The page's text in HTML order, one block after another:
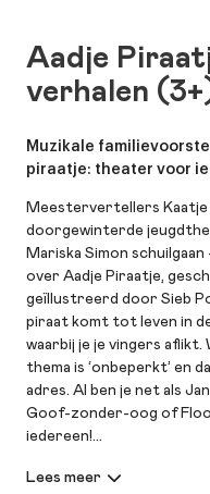
Aadje
verhalen
Muzikale
piraatje: theater voor
Meestervertellers Kaatje
doorgewinterde
Mariska Simon
over Aadje Piraatje,
geïllustreerd door Sieb
piraat komt tot leven in
waarbij je je vingers
thema is ‘onbeperkt’ en
adres. Al ben je net als
Goof-zonder-oog of
iedereen!
PeuterVestival